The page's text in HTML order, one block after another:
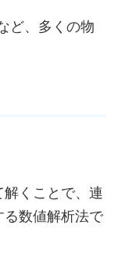
、多くの物
くことで、連
数値解析法で